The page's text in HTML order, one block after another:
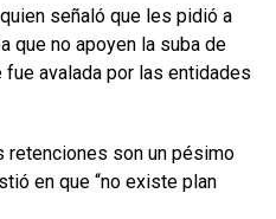
señaló que les pidió a
que no apoyen la suba de
avalada por las entidades
retenciones son un pésimo
en que “no existe plan